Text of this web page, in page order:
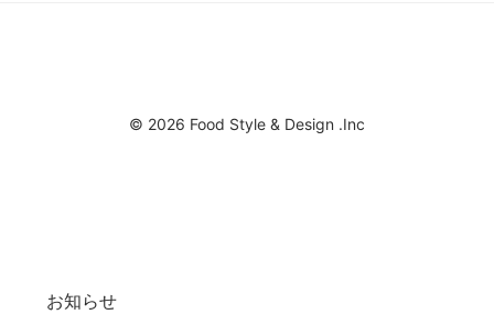
© 2026 Food Style & Design .Inc
お知らせ